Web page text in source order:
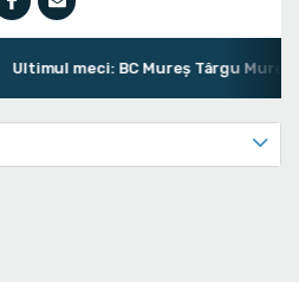
Ultimul meci: BC Mureș Târgu Mureș